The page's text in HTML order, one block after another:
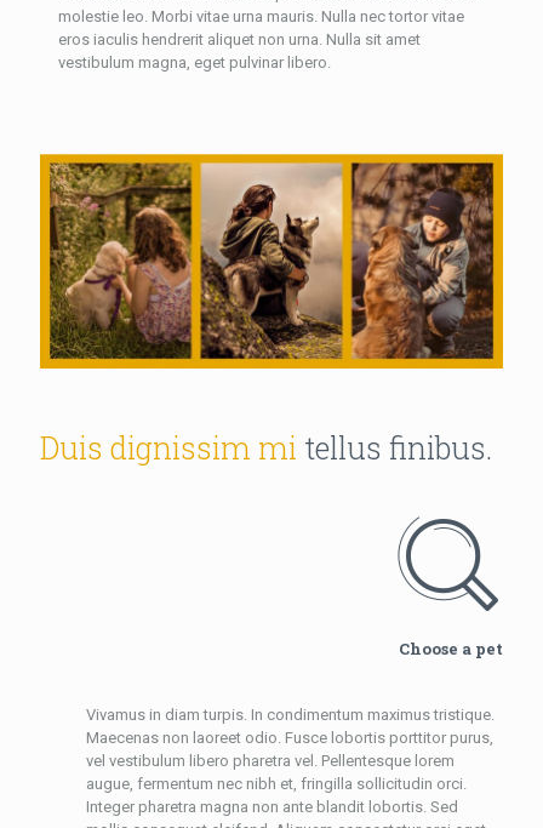
molestie leo. Morbi vitae urna mauris. Nulla nec tortor vitae
eros iaculis hendrerit aliquet non urna. Nulla sit amet
vestibulum magna, eget pulvinar libero.
Duis dignissim mi tellus finibus.
Choose a pet
Vivamus in diam turpis. In condimentum maximus tristique.
Maecenas non laoreet odio. Fusce lobortis porttitor purus,
vel vestibulum libero pharetra vel. Pellentesque lorem
augue, fermentum nec nibh et, fringilla sollicitudin orci.
Integer pharetra magna non ante blandit lobortis. Sed